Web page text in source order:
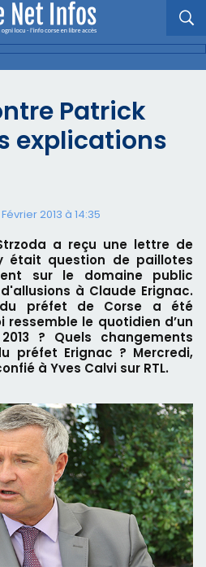
Patrick
explications
2013 à 14:35
a reçu une lettre de
était question de paillotes
sur le domaine public
à Claude Erignac.
préfet de Corse a été
ressemble le quotidien d’un
? Quels changements
préfet Erignac ? Mercredi,
à Yves Calvi sur RTL.